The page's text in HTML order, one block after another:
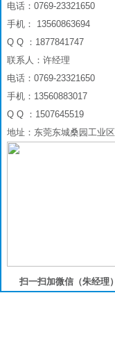
电话：0769-23321650
手机： 13560863694
Q Q ：1877841747
联系人：许经理
电话：0769-23321650
手机：13560883017
Q Q ：1507645519
地址：东莞东城桑园工业区
扫一扫加微信（朱经理）